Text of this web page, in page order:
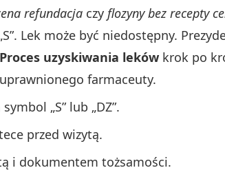
refundacja czy flozyny bez recepty
Lek może być niedostępny.
Proces uzyskiwania leków krok po
farmaceuty.
„S” lub „DZ”.
przed wizytą.
i dokumentem tożsamości.